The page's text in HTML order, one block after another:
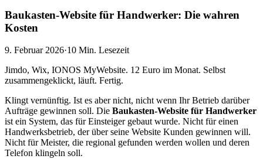
Baukasten-Website für Handwerker: Die wahren
Kosten
9. Februar 2026·10 Min. Lesezeit
Jimdo, Wix, IONOS MyWebsite. 12 Euro im Monat. Selbst
zusammengeklickt, läuft. Fertig.
Klingt vernünftig. Ist es aber nicht, nicht wenn Ihr Betrieb darüber
Aufträge gewinnen soll. Die Baukasten-Website für Handwerker
ist ein System, das für Einsteiger gebaut wurde. Nicht für einen
Handwerksbetrieb, der über seine Website Kunden gewinnen will.
Nicht für Meister, die regional gefunden werden wollen und deren
Telefon klingeln soll.